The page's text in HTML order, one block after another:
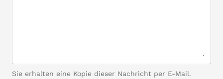
Sie erhalten eine Kopie dieser Nachricht per E-Mail.